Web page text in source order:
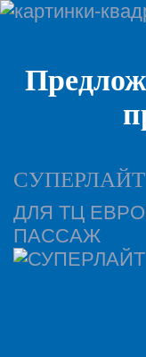
СУПЕРЛАЙТ
ДЛЯ ТЦ
ПАССАЖ